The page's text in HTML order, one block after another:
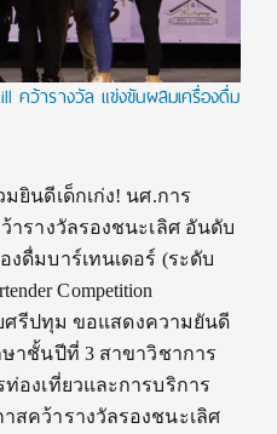
คว้ารางวัล แข่งขันผสมเครื่องดื่ม
มยินดีเด็กเก่ง! นศ.การ
ารางวัลรองชนะเลิศ อันดับ
ดื่มบาร์เทนเดอร์ (ระดับ
Competition
ยศรีปทุม ขอแสดงความยันดี
าชั้นปีที่ 3 สาขาวิชาการ
องเที่ยวและการบริการ
สคว้ารางวัลรองชนะเลิศ